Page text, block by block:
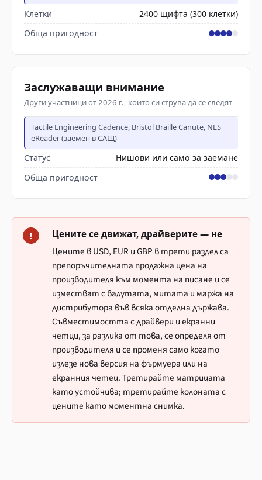
Клетки
2400 щифта (300 клетки)
Обща пригодност
Заслужаващи внимание
Други участници от 2026 г., които си струва да се следят
Tactile Engineering Cadence, Bristol Braille Canute, NLS
eReader (заемен в САЩ)
Статус
Нишови или само за заемане
Обща пригодност
! Цените се движат, драйверите — не
Цените в USD, EUR и GBP в трети раздел са
препоръчителната продажна цена на
производителя към момента на писане и се
изместват с валутата, митата и маржа на
дистрибутора във всяка отделна държава.
Съвместимостта с драйвери и екранни
четци, за разлика от това, се определя от
производителя и се променя само когато
излезе нова версия на фърмуера или на
екранния четец. Третирайте матрицата
като устойчива; третирайте колоната с
цените като моментна снимка.